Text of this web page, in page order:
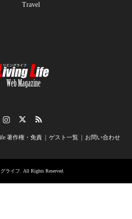
Travel
著作権・免責 ゲスト一覧 お問い合わせ
ライフ . All Rights Reserved.